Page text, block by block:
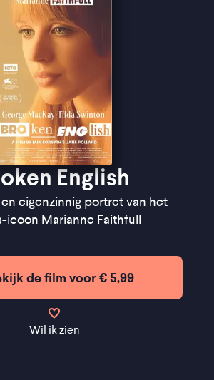
the legend's last glow" ★★★
English
en eigenzinnig portret van het
icoon Marianne Faithfull
de film voor € 5,99
Wil ik zien